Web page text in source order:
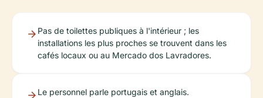
Pas de toilettes publiques à l'intérieur ; les
installations les plus proches se trouvent dans les
cafés locaux ou au Mercado dos Lavradores.
Le personnel parle portugais et anglais.